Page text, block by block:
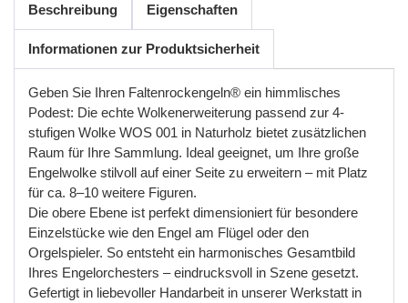
Beschreibung Eigenschaften
Informationen zur Produktsicherheit
Geben Sie Ihren Faltenrockengeln® ein himmlisches
Podest: Die echte Wolkenerweiterung passend zur 4-
stufigen Wolke WOS 001 in Naturholz bietet zusätzlichen
Raum für Ihre Sammlung. Ideal geeignet, um Ihre große
Engelwolke stilvoll auf einer Seite zu erweitern – mit Platz
für ca. 8–10 weitere Figuren.
Die obere Ebene ist perfekt dimensioniert für besondere
Einzelstücke wie den Engel am Flügel oder den
Orgelspieler. So entsteht ein harmonisches Gesamtbild
Ihres Engelorchesters – eindrucksvoll in Szene gesetzt.
Gefertigt in liebevoller Handarbeit in unserer Werkstatt in